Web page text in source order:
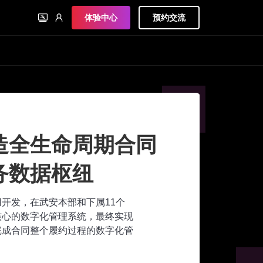
体验中心 预约交流
代码打造集团统一
业务中台
支核心业务流程的业务中台建设，以及
理构建，上海基础集团完成了各业务领
速实现了信息化的既定目标。